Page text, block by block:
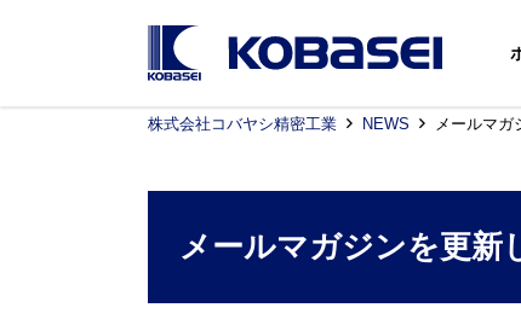
株式会社コバヤシ精密工業 NEWS メールマガ
メールマガジンを更新